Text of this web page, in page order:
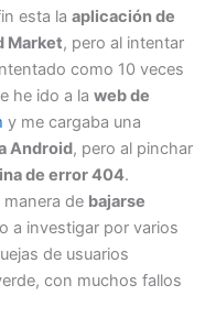
esta la aplicación de
Market, pero al intentar
como 10 veces
he ido a la web de
y me cargaba una
Android, pero al pinchar
de error 404.
de bajarse
a investigar por varios
de usuarios
con muchos fallos